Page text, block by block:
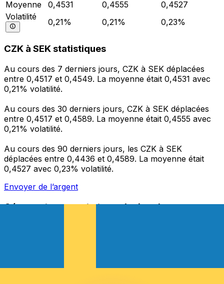
Moyenne
0,4531 0,4555
0,4527
Volatilité
0,21% 0,21% 0,23%
CZK à SEK statistiques
Au cours des 7 derniers jours, CZK à SEK déplacées
entre 0,4517 et 0,4549. La moyenne était 0,4531 avec
0,21% volatilité.
Au cours des 30 derniers jours, CZK à SEK déplacées
entre 0,4517 et 0,4589. La moyenne était 0,4555 avec
0,21% volatilité.
Au cours des 90 derniers jours, les CZK à SEK
déplacées entre 0,4436 et 0,4589. La moyenne était
0,4527 avec 0,23% volatilité.
Envoyer de l’argent
Gérez votre argent et vos devises lorsque vous
programmez des alertes de taux et transférez de